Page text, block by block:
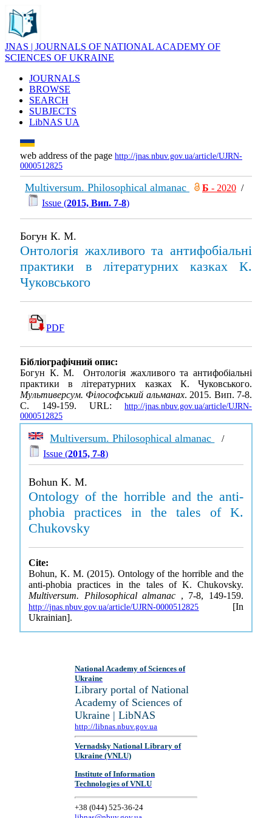
JNAS | JOURNALS OF NATIONAL ACADEMY OF
SCIENCES OF UKRAINE
JOURNALS
BROWSE
SEARCH
SUBJECTS
LibNAS UA
web address of the page http://jnas.nbuv.gov.ua/article/UJRN-
0000512825
Multiversum. Philosophical almanac Б - 2020 /
Issue (2015, Вип. 7-8)
Богун К. М.
Онтологія жахливого та антифобіальні
практики в літературних казках К.
Чуковського
PDF
Бібліографічний опис:
Богун К. М. Онтологія жахливого та антифобіальні
практики в літературних казках К. Чуковського.
Мультиверсум. Філософський альманах. 2015. Вип. 7-8.
С. 149-159. URL: http://jnas.nbuv.gov.ua/article/UJRN-
0000512825
Multiversum. Philosophical almanac
/
Issue (2015, 7-8)
Bohun K. M.
Ontology of the horrible and the anti-
phobia practices in the tales of K.
Chukovsky
Cite:
Bohun, K. M. (2015). Ontology of the horrible and the
anti-phobia practices in the tales of K. Chukovsky.
Multiversum. Philosophical almanac , 7-8, 149-159.
http://jnas.nbuv.gov.ua/article/UJRN-0000512825 [In
Ukrainian].
National Academy of Sciences of
Ukraine
Library portal of National
Academy of Sciences of
Ukraine | LibNAS
http://libnas.nbuv.gov.ua
Vernadsky National Library of
Ukraine (VNLU)
Institute of Information
Technologies of VNLU
+38 (044) 525-36-24